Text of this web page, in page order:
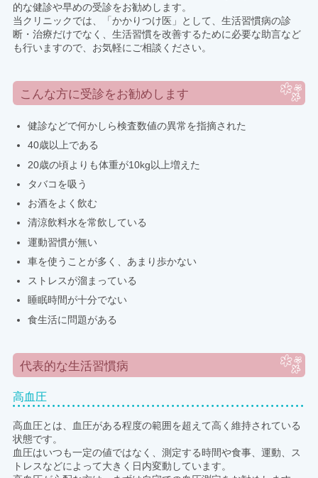
的な健診や早めの受診をお勧めします。
当クリニックでは、「かかりつけ医」として、生活習慣病の診
断・治療だけでなく、生活習慣を改善するために必要な助言など
も行いますので、お気軽にご相談ください。
こんな方に受診をお勧めします
健診などで何かしら検査数値の異常を指摘された
40歳以上である
20歳の頃よりも体重が10kg以上増えた
タバコを吸う
お酒をよく飲む
清涼飲料水を常飲している
運動習慣が無い
車を使うことが多く、あまり歩かない
ストレスが溜まっている
睡眠時間が十分でない
食生活に問題がある
代表的な生活習慣病
高血圧
高血圧とは、血圧がある程度の範囲を超えて高く維持されている
状態です。
血圧はいつも一定の値ではなく、測定する時間や食事、運動、ス
トレスなどによって大きく日内変動しています。